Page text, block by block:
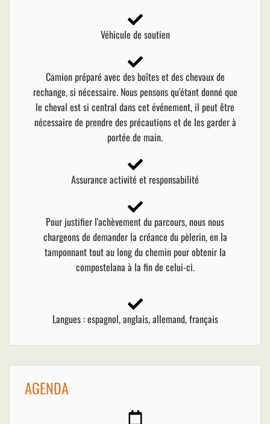
Véhicule de soutien
Camion préparé avec des boîtes et des chevaux de
rechange, si nécessaire. Nous pensons qu'étant donné que
le cheval est si central dans cet événement, il peut être
nécessaire de prendre des précautions et de les garder à
portée de main.
Assurance activité et responsabilité
Pour justifier l'achèvement du parcours, nous nous
chargeons de demander la créance du pèlerin, en la
tamponnant tout au long du chemin pour obtenir la
compostelana à la fin de celui-ci.
Langues : espagnol, anglais, allemand, français
AGENDA